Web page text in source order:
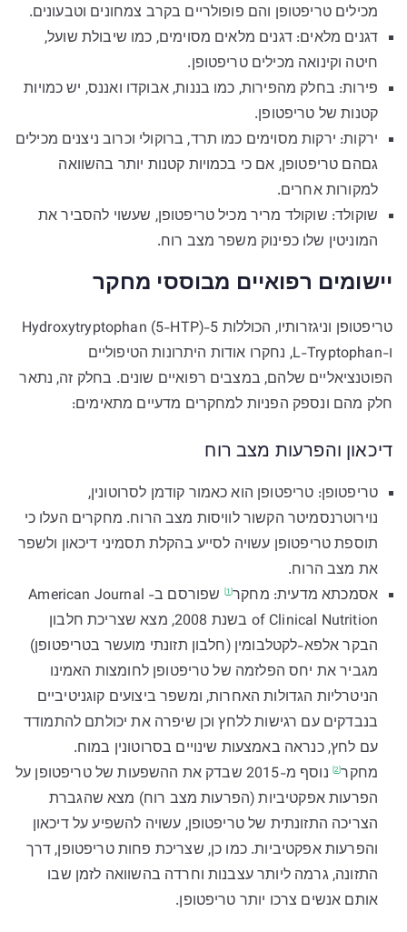
מכילים טריפטופן והם פופולריים בקרב צמחונים וטבעונים.
דגנים מלאים: דגנים מלאים מסוימים, כמו שיבולת שועל,
חיטה וקינואה מכילים טריפטופן.
פירות: בחלק מהפירות, כמו בננות, אבוקדו ואננס, יש כמויות
קטנות של טריפטופן.
ירקות: ירקות מסוימים כמו תרד, ברוקולי וכרוב ניצנים מכילים
גםהם טריפטופן, אם כי בכמויות קטנות יותר בהשוואה
למקורות אחרים.
שוקולד: שוקולד מריר מכיל טריפטופן, שעשוי להסביר את
המוניטין שלו כפינוק משפר מצב רוח.
יישומים רפואיים מבוססי מחקר
טריפטופן וניגזרותיו, הכוללות 5-Hydroxytryptophan (5-HTP)
ו-L-Tryptophan, נחקרו אודות היתרונות הטיפוליים
הפוטנציאליים שלהם, במצבים רפואיים שונים. בחלק זה, נתאר
חלק מהם ונספק הפניות למחקרים מדעיים מתאימים:
דיכאון והפרעות מצב רוח
טריפטופן: טריפטופן הוא כאמור קודמן לסרוטונין,
נוירוטרנסמיטר הקשור לוויסות מצב הרוח. מחקרים העלו כי
תוספת טריפטופן עשויה לסייע בהקלת תסמיני דיכאון ולשפר
את מצב הרוח.
אסמכתא מדעית: מחקר[1]
שפורסם ב- American Journal
of Clinical Nutrition בשנת 2008, מצא שצריכת חלבון
הבקר אלפא-לקטלבומין (חלבון תזונתי מועשר בטריפטופן)
מגביר את יחס הפלזמה של טריפטופן לחומצות האמינו
הניטרליות הגדולות האחרות, ומשפר ביצועים קוגניטיביים
בנבדקים עם רגישות ללחץ וכן שיפרה את יכולתם להתמודד
עם לחץ, כנראה באמצעות שינויים בסרוטונין במוח.
מחקר[2]
נוסף מ-2015 שבדק את ההשפעות של טריפטופן על
הפרעות אפקטיביות (הפרעות מצב רוח) מצא שהגברת
הצריכה התזונתית של טריפטופן, עשויה להשפיע על דיכאון
והפרעות אפקטיביות. כמו כן, שצריכת פחות טריפטופן, דרך
התזונה, גרמה ליותר עצבנות וחרדה בהשוואה לזמן שבו
אותם אנשים צרכו יותר טריפטופן.